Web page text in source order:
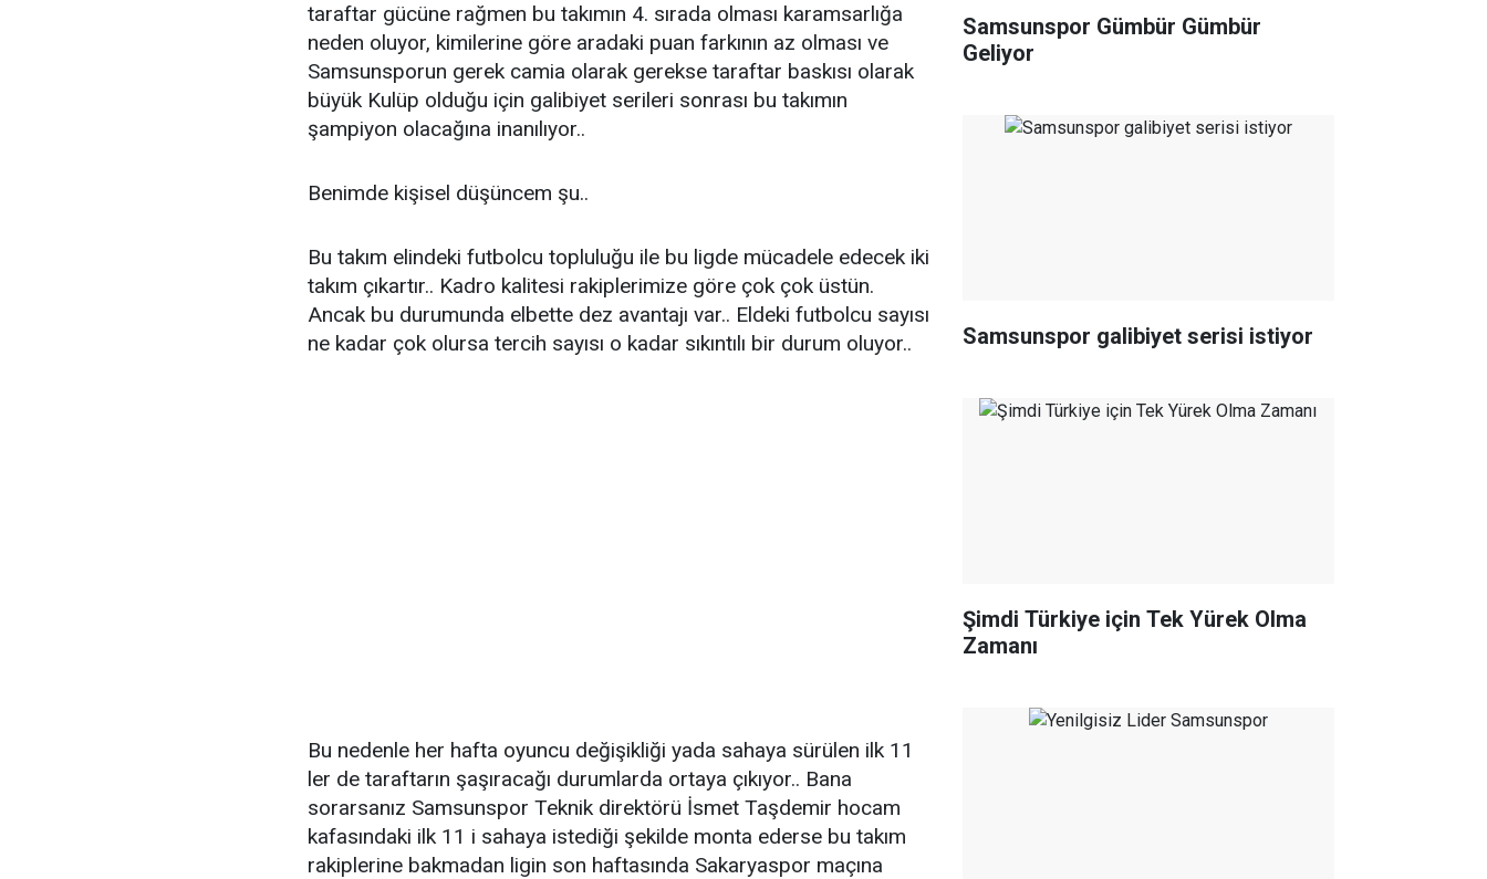
taraftar gücüne rağmen bu takımın 4. sırada olması karamsarlığa
neden oluyor, kimilerine göre aradaki puan farkının az olması ve
Samsunsporun gerek camia olarak gerekse taraftar baskısı olarak
büyük Kulüp olduğu için galibiyet serileri sonrası bu takımın
şampiyon olacağına inanılıyor..
Benimde kişisel düşüncem şu..
Bu takım elindeki futbolcu topluluğu ile bu ligde mücadele edecek iki
takım çıkartır.. Kadro kalitesi rakiplerimize göre çok çok üstün.
Ancak bu durumunda elbette dez avantajı var.. Eldeki futbolcu sayısı
ne kadar çok olursa tercih sayısı o kadar sıkıntılı bir durum oluyor..
Bu nedenle her hafta oyuncu değişikliği yada sahaya sürülen ilk 11
ler de taraftarın şaşıracağı durumlarda ortaya çıkıyor.. Bana
sorarsanız Samsunspor Teknik direktörü İsmet Taşdemir hocam
kafasındaki ilk 11 i sahaya istediği şekilde monta ederse bu takım
rakiplerine bakmadan ligin son haftasında Sakaryaspor maçına
Samsunspor Gümbür Gümbür
Geliyor
Samsunspor galibiyet serisi istiyor
Şimdi Türkiye için Tek Yürek Olma
Zamanı